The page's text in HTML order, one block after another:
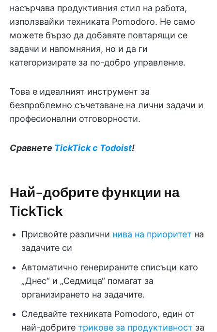
насърчава продуктивния стил на работа,
използвайки техниката Pomodoro. Не само
можете бързо да добавяте повтарящи се
задачи и напомняния, но и да ги
категоризирате за по-добро управление.
Това е идеалният инструмент за
безпроблемно съчетаване на лични задачи и
професионални отговорности.
Сравнете TickTick с Todoist!
Най-добрите функции на
TickTick
Присвойте различни нива на приоритет на
задачите си
Автоматично генерираните списъци като
„Днес“ и „Седмица“ помагат за
организирането на задачите.
Следвайте техниката Pomodoro, един от
най-добрите трикове за продуктивност за